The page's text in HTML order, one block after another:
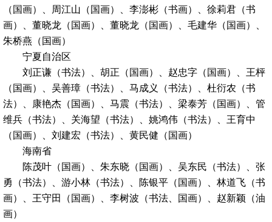
（国画）、周江山（国画）、李澎彬（书画）、徐莉君（书
画）、董晓龙（国画）、董晓龙（国画）、毛建华（国画）、
朱桥燕（国画）
宁夏自治区
刘正谦（书法）、胡正（国画）、赵忠字（国画）、王枰
（国画）、吴善璋（书法）、马成义（书法）、杜衍农（书
法）、康艳杰（国画）、马震（书法）、梁泰芳（国画）、管
维兵（书法）、关海望（书法）、姚鸿伟（书法）、王育中
（国画）、刘建宏（书法）、黄民健（国画）
海南省
陈茂叶（国画）、朱东晓（国画）、吴东民（书法）、张
勇（书法）、游小林（书法）、陈银平（国画）、林道飞（书
画）、王守田（国画）、李树波（书法、国画）、赵新颖（油
画）